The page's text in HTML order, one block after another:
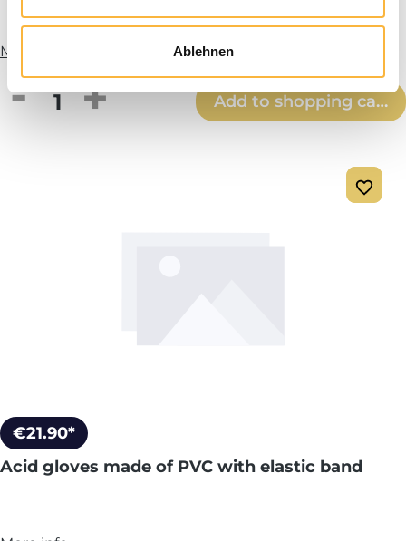
Ablehnen
More info
Product Quantity: Enter the desired
Add to shopping cart
€21.90*
Acid gloves made of PVC with elastic band